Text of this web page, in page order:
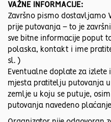
VAŽNE INFORMACIJE:
Završno pismo dostavljamo
prije putovanja – to je
sve bitne informacije poput
polaska, kontakt i ime
sl. )
Eventualne doplate za
mjesta pratitelju putovanja
zemlje u koju se putuje,
putovanja navedeno